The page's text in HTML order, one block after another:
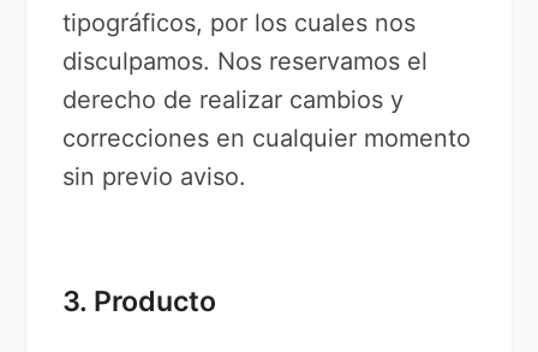
tipográficos, por los cuales nos
disculpamos. Nos reservamos el
derecho de realizar cambios y
correcciones en cualquier momento
sin previo aviso.
3. Producto